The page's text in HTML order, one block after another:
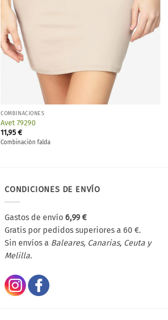
COMBINACIONES
Avet 79290
11,95€
Combinación falda
CONDICIONES DE ENVÍO
Gastos de envío 6,99 €
Gratis por pedidos superiores a 60 €.
Sin envíos a Baleares, Canarias, Ceuta y
Melilla.